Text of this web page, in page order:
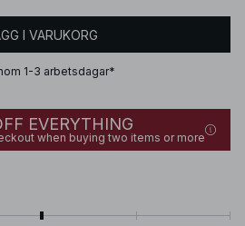
I VARUKORG
1-3 arbetsdagar*
EVERYTHING
when buying two items or more